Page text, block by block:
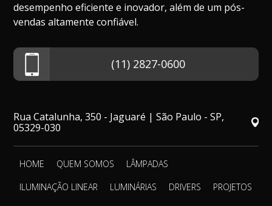
desempenho eficiente e inovador, além de um pós-
vendas altamente confiável.
(11) 2827-0600
Rua Catalunha, 350 - Jaguaré | São Paulo - SP,
05329-030
HOME QUEM SOMOS
LÂMPADAS
ILUMINAÇÃO LINEAR
LUMINÁRIAS DRIVERS
PROJETOS